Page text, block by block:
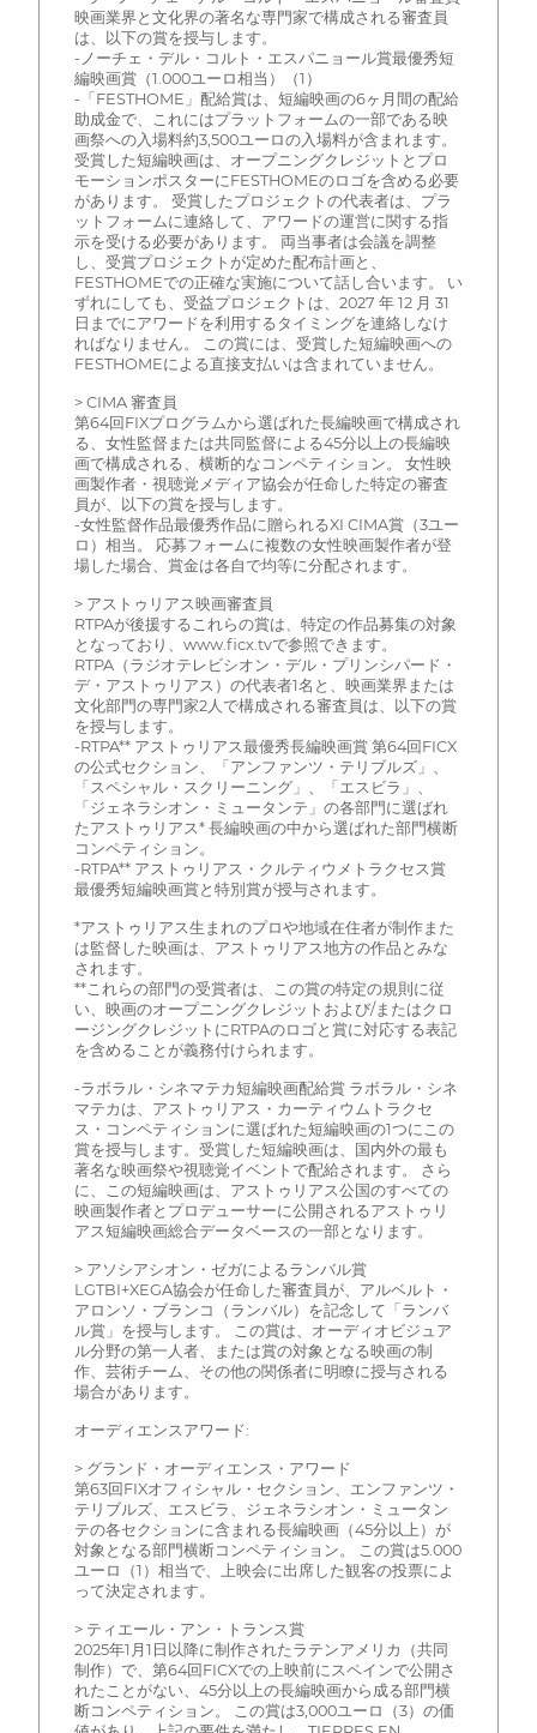
映画業界と文化界の著名な専門家で構成される審査員
は、以下の賞を授与します。
-ノーチェ・デル・コルト・エスパニョール賞最優秀短
編映画賞（1.000ユーロ相当）（1）
-「FESTHOME」配給賞は、短編映画の6ヶ月間の配給
助成金で、これにはプラットフォームの一部である映
画祭への入場料約3,500ユーロの入場料が含まれます。
受賞した短編映画は、オープニングクレジットとプロ
モーションポスターにFESTHOMEのロゴを含める必要
があります。 受賞したプロジェクトの代表者は、プラ
ットフォームに連絡して、アワードの運営に関する指
示を受ける必要があります。 両当事者は会議を調整
し、受賞プロジェクトが定めた配布計画と、
FESTHOMEでの正確な実施について話し合います。 い
ずれにしても、受益プロジェクトは、2027 年 12 月 31
日までにアワードを利用するタイミングを連絡しなけ
ればなりません。 この賞には、受賞した短編映画への
FESTHOMEによる直接支払いは含まれていません。
> CIMA 審査員
第64回FIXプログラムから選ばれた長編映画で構成され
る、女性監督または共同監督による45分以上の長編映
画で構成される、横断的なコンペティション。 女性映
画製作者・視聴覚メディア協会が任命した特定の審査
員が、以下の賞を授与します。
-女性監督作品最優秀作品に贈られるXI CIMA賞（3ユー
ロ）相当。 応募フォームに複数の女性映画製作者が登
場した場合、賞金は各自で均等に分配されます。
> アストゥリアス映画審査員
RTPAが後援するこれらの賞は、特定の作品募集の対象
となっており、www.ficx.tvで参照できます。
RTPA（ラジオテレビシオン・デル・プリンシパード・
デ・アストゥリアス）の代表者1名と、映画業界または
文化部門の専門家2人で構成される審査員は、以下の賞
を授与します。
-RTPA** アストゥリアス最優秀長編映画賞 第64回FICX
の公式セクション、「アンファンツ・テリブルズ」、
「スペシャル・スクリーニング」、「エスビラ」、
「ジェネラシオン・ミュータンテ」の各部門に選ばれ
たアストゥリアス* 長編映画の中から選ばれた部門横断
コンペティション。
-RTPA** アストゥリアス・クルティウメトラクセス賞
最優秀短編映画賞と特別賞が授与されます。
*アストゥリアス生まれのプロや地域在住者が制作また
は監督した映画は、アストゥリアス地方の作品とみな
されます。
**これらの部門の受賞者は、この賞の特定の規則に従
い、映画のオープニングクレジットおよび/またはクロ
ージングクレジットにRTPAのロゴと賞に対応する表記
を含めることが義務付けられます。
-ラボラル・シネマテカ短編映画配給賞 ラボラル・シネ
マテカは、アストゥリアス・カーティウムトラクセ
ス・コンペティションに選ばれた短編映画の1つにこの
賞を授与します。受賞した短編映画は、国内外の最も
著名な映画祭や視聴覚イベントで配給されます。 さら
に、この短編映画は、アストゥリアス公国のすべての
映画製作者とプロデューサーに公開されるアストゥリ
アス短編映画総合データベースの一部となります。
> アソシアシオン・ゼガによるランバル賞
LGTBI+XEGA協会が任命した審査員が、アルベルト・
アロンソ・ブランコ（ランバル）を記念して「ランバ
ル賞」を授与します。 この賞は、オーディオビジュア
ル分野の第一人者、または賞の対象となる映画の制
作、芸術チーム、その他の関係者に明瞭に授与される
場合があります。
オーディエンスアワード:
> グランド・オーディエンス・アワード
第63回FIXオフィシャル・セクション、エンファンツ・
テリブルズ、エスビラ、ジェネラシオン・ミュータン
テの各セクションに含まれる長編映画（45分以上）が
対象となる部門横断コンペティション。 この賞は5.000
ユーロ（1）相当で、上映会に出席した観客の投票によ
って決定されます。
> ティエール・アン・トランス賞
2025年1月1日以降に制作されたラテンアメリカ（共同
制作）で、第64回FICXでの上映前にスペインで公開さ
れたことがない、45分以上の長編映画から成る部門横
断コンペティション。 この賞は3,000ユーロ（3）の価